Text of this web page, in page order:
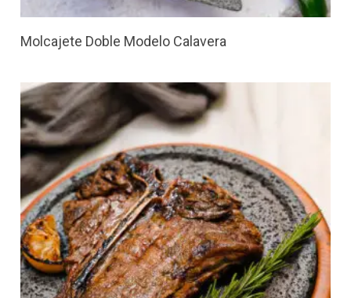
Molcajete Doble Modelo Calavera